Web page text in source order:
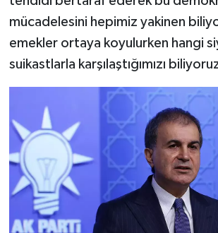
mücadelesini hepimiz yakinen
emekler ortaya koyulurken hangi
suikastlarla karşılaştığımızı